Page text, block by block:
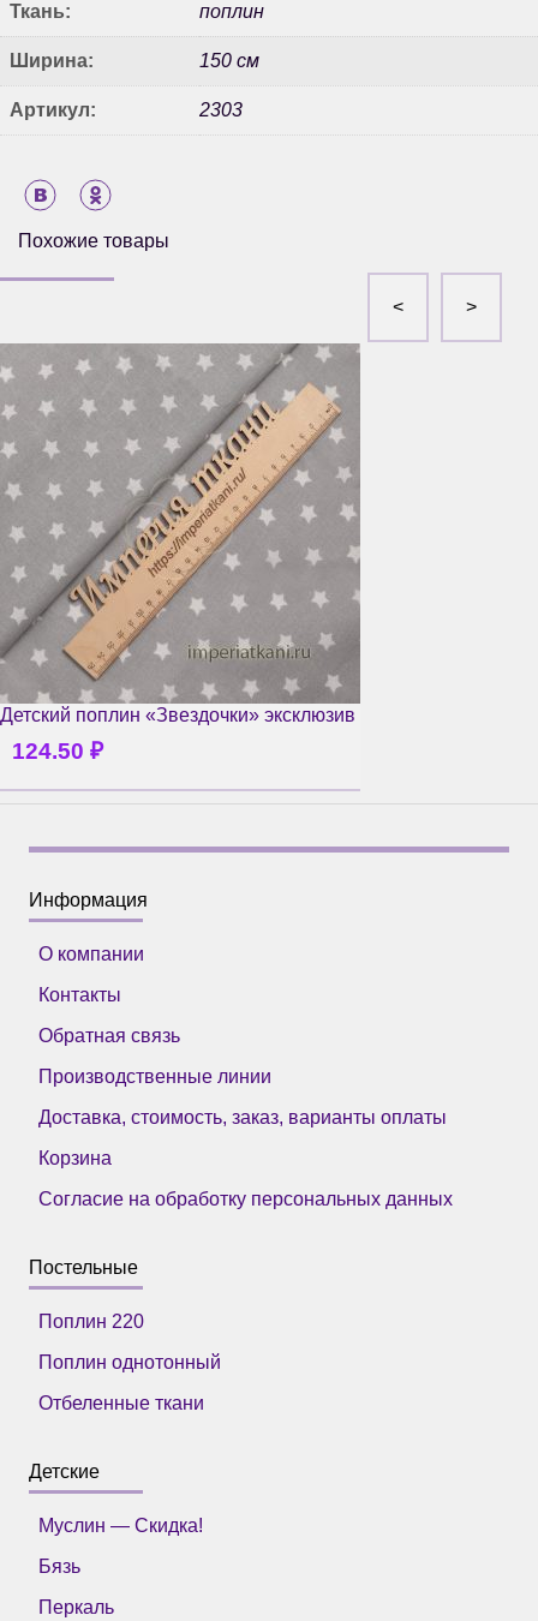
Ткань: поплин
Ширина: 150 см
Артикул: 2303
Похожие товары
Детский поплин «Звездочки» эксклюзив
124.50 ₽
Информация
О компании
Контакты
Обратная связь
Производственные линии
Доставка, стоимость, заказ, варианты оплаты
Корзина
Согласие на обработку персональных данных
Постельные
Поплин 220
Поплин однотонный
Отбеленные ткани
Детские
Муслин — Скидка!
Бязь
Перкаль